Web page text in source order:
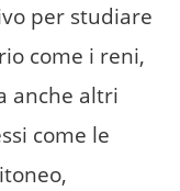
per studiare
come i reni,
anche altri
come le